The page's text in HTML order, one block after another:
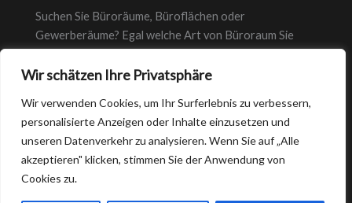
Wir schätzen Ihre Privatsphäre
Wir verwenden Cookies, um Ihr Surferlebnis zu verbessern,
personalisierte Anzeigen oder Inhalte einzusetzen und
unseren Datenverkehr zu analysieren. Wenn Sie auf „Alle
akzeptieren" klicken, stimmen Sie der Anwendung von
Cookies zu.
Suchen Sie Büroräume, Büroflächen oder
Gewerberäume? Egal welche Art von Büroraum Sie
richtige Büro.
Copyright © 2026 Suche-büroräume.de